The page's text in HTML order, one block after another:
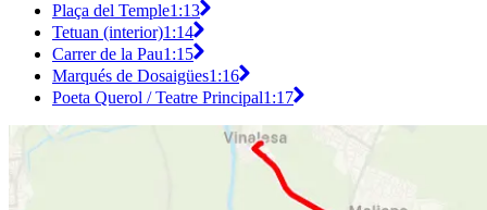
Plaça del Temple1:13
Tetuan (interior)1:14
Carrer de la Pau1:15
Marqués de Dosaigües1:16
Poeta Querol / Teatre Principal1:17